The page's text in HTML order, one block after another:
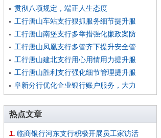
贯彻八项规定，端正人生态度
工行唐山车站支行狠抓服务细节提升服
工行唐山南堡支行多举措强化廉政案防
工行唐山凤凰支行多管齐下提升安全管
工行唐山建北支行用心用情用力提升服
工行唐山胜利支行强化细节管理提升服
阜新分行优化企业银行账户服务，大力
热点文章
1. 临商银行河东支行积极开展员工家访活